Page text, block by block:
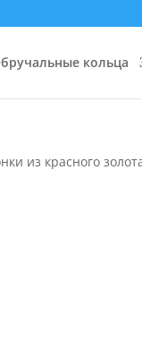
кольца
из красного